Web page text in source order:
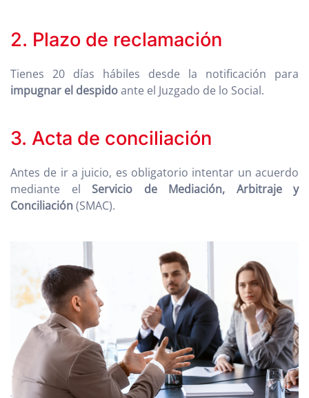
2. Plazo de reclamación
Tienes 20 días hábiles desde la notificación para
impugnar el despidoante el Juzgado de lo Social.
3. Acta de conciliación
Antes de ir a juicio, es obligatorio intentar un acuerdo
mediante el Servicio de Mediación, Arbitraje y
Conciliación(SMAC).